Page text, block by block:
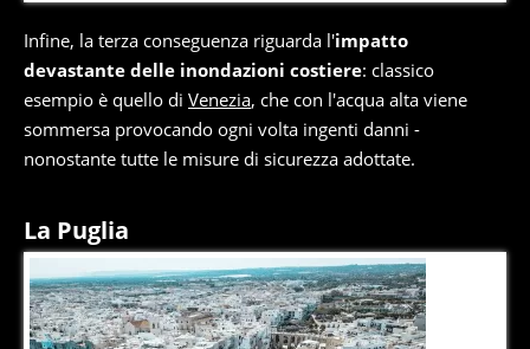
Infine, la terza conseguenza riguarda l'impatto
devastante delle inondazioni costiere: classico
esempio è quello di Venezia, che con l'acqua alta viene
sommersa provocando ogni volta ingenti danni -
nonostante tutte le misure di sicurezza adottate.
La Puglia